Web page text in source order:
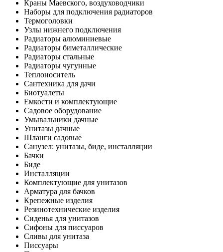
Краны Маевского, воздуховодчики
Наборы для подключения радиаторов
Термоголовки
Узлы нижнего подключения
Радиаторы алюминиевые
Радиаторы биметаллические
Радиаторы стальные
Радиаторы чугунные
Теплоноситель
Сантехника для дачи
Биотуалеты
Емкости и комплектующие
Садовое оборудование
Умывальники дачные
Унитазы дачные
Шланги садовые
Санузел: унитазы, биде, инсталляции
Бачки
Биде
Инсталляции
Комплектующие для унитазов
Арматура для бачков
Крепежные изделия
Резинотехнические изделия
Сиденья для унитазов
Сифоны для писсуаров
Сливы для унитаза
Писсуары